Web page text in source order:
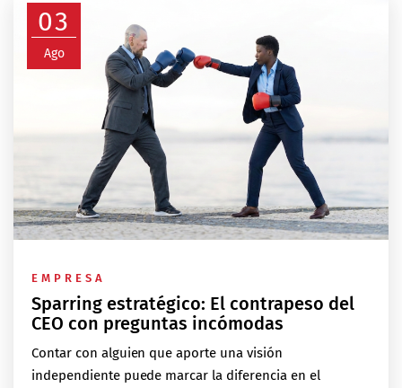
03
Ago
EMPRESA
Sparring estratégico: El contrapeso del
CEO con preguntas incómodas
Contar con alguien que aporte una visión
independiente puede marcar la diferencia en el